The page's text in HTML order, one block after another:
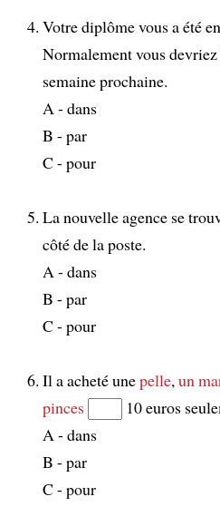
Votre diplôme vous a été
Normalement vous
semaine prochaine.
A - dans
B - par
C - pour
La nouvelle agence se
côté de la poste.
A - dans
B - par
C - pour
Il a acheté unepelle, un
pinces
10 euros
A - dans
B - par
C - pour